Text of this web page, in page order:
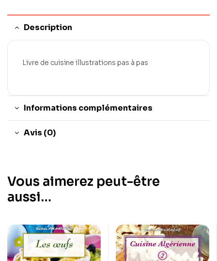
Description
Livre de cuisine illustrations pas à pas
Informations complémentaires
Avis (0)
Vous aimerez peut-être
aussi…